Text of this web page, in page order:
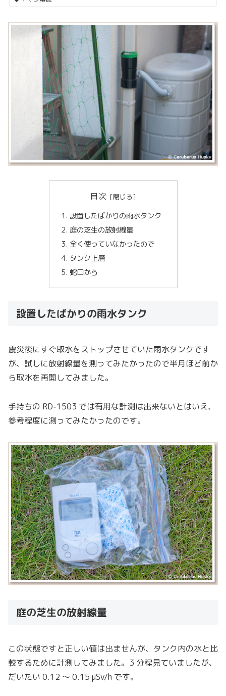
目次
設置したばかりの雨水タンク
庭の芝生の放射線量
全く使っていなかったので
タンク上層
蛇口から
設置したばかりの雨水タンク
震災後にすぐ取水をストップさせていた雨水タンクです
が、試しに放射線量を測ってみたかったので半月ほど前か
ら取水を再開してみました。
手持ちの RD-1503 では有用な計測は出来ないとはいえ、
参考程度に測ってみたかったのです。
庭の芝生の放射線量
この状態ですと正しい値は出ませんが、タンク内の水と比
較するために計測してみました。3 分程見ていましたが、
だいたい 0.12 〜 0.15 μSv/h です。